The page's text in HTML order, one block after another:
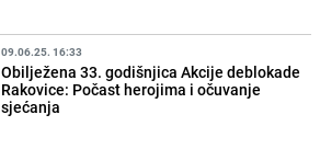
09.06.25. 16:33
Obilježena 33. godišnjica Akcije deblokade
Rakovice: Počast herojima i očuvanje
sjećanja